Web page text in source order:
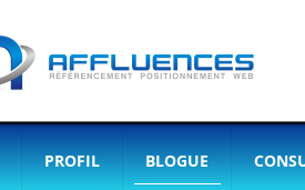
PROFIL BLOGUE